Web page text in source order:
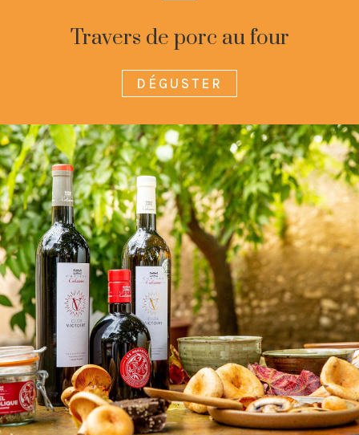
Travers de porc au four
DÉGUSTER